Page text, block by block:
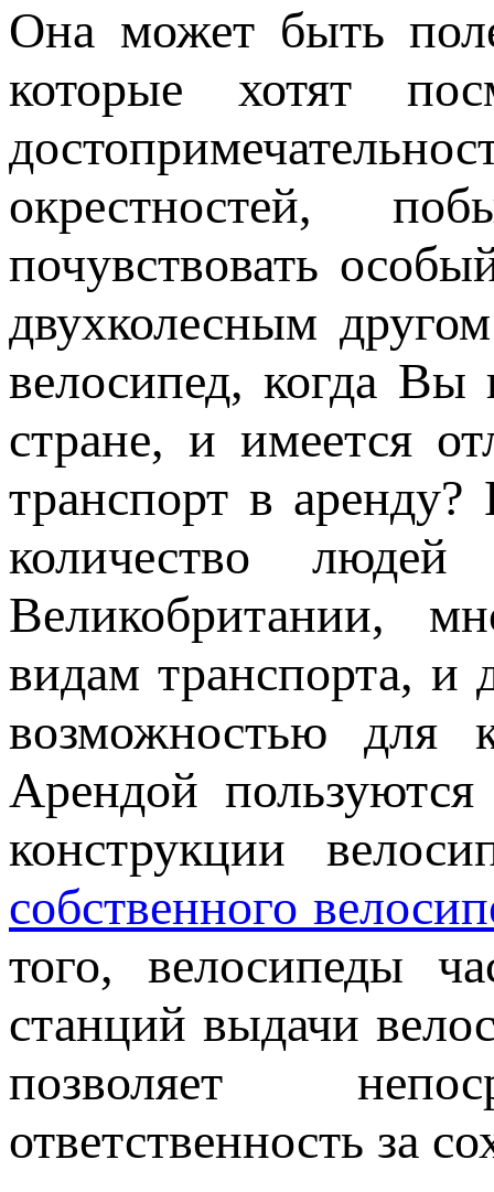
Она может быть
которые хотят
окрестностей,
почувствовать
двухколесным
велосипед, когда Вы
стране, и имеется
транспорт в
количество
Великобритании,
видам транспорта, и
возможностью для
Арендой
конструкции
собственного
того, велосипеды
станций выдачи
позволяет
ответственность за